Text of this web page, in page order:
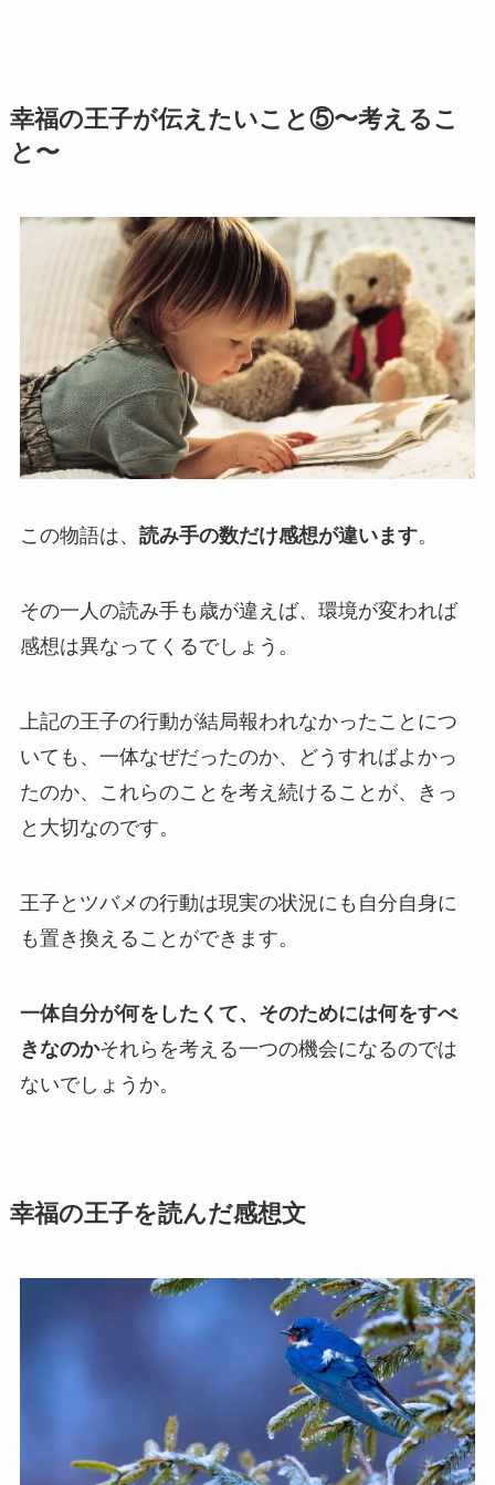
幸福の王子が伝えたいこと⑤〜考えるこ
と〜
この物語は、 読み手の数だけ感想が違います。
その一人の読み手も歳が違えば、環境が変われば
感想は異なってくるでしょう。
上記の王子の行動が結局報われなかったことにつ
いても、一体なぜだったのか、どうすればよかっ
たのか、これらのことを考え続けることが、きっ
と大切なのです。
王子とツバメの行動は現実の状況にも自分自身に
も置き換えることができます。
一体自分が何をしたくて、そのためには何をすべ
きなのかそれらを考える一つの機会になるのでは
ないでしょうか。
幸福の王子を読んだ感想文